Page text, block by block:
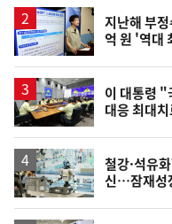
지난해 부
억 원 '역대
이 대통령
대응 최대
철강·석유
신…잠재성